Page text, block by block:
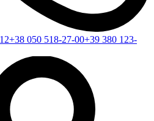
+38 050 518-27-00+39 380 123-